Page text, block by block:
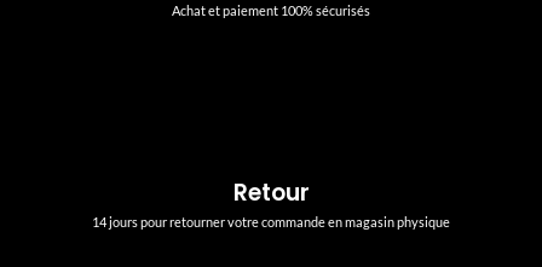
Achat et paiement 100% sécurisés
Retour
14 jours pour retourner votre commande en magasin physique